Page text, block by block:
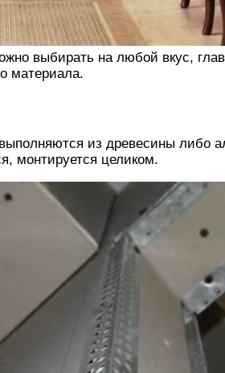
выбирать на любой вкус,
материала.
из древесины либо
монтируется целиком.